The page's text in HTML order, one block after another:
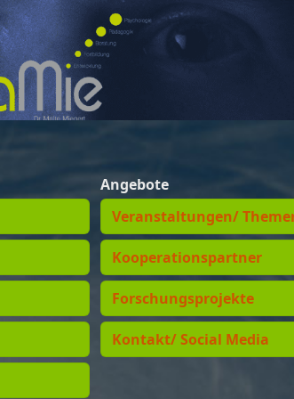
Angebote
Veranstaltungen/
Kooperationspartner
Forschungsprojekte
Kontakt/ Social Media